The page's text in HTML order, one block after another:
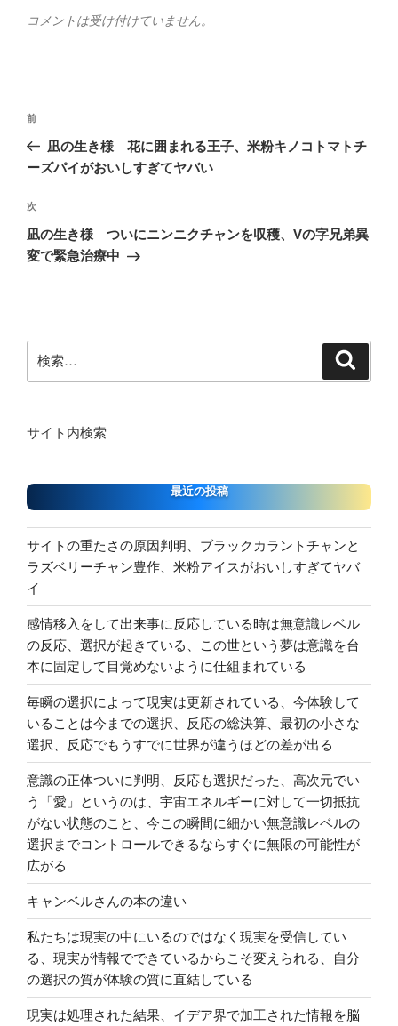
コメントは受け付けていません。
投
ゲ
ー
シ
前
の
前
凪の生き様 花に囲まれる王子、米粉キノコトマトチ
ーズパイがおいしすぎてヤバい
次
の
投
次
凪の生き様 ついにニンニクチャンを収穫、Vの字兄弟異
変で緊急治療中
索:
サイト内検索
最近の投稿
サイトの重たさの原因判明、ブラックカラントチャンと
ラズベリーチャン豊作、米粉アイスがおいしすぎてヤバ
イ
感情移入をして出来事に反応している時は無意識レベル
の反応、選択が起きている、この世という夢は意識を台
本に固定して目覚めないように仕組まれている
毎瞬の選択によって現実は更新されている、今体験して
いることは今までの選択、反応の総決算、最初の小さな
選択、反応でもうすでに世界が違うほどの差が出る
意識の正体ついに判明、反応も選択だった、高次元でい
う「愛」というのは、宇宙エネルギーに対して一切抵抗
がない状態のこと、今この瞬間に細かい無意識レベルの
選択までコントロールできるならすぐに無限の可能性が
広がる
キャンベルさんの本の違い
私たちは現実の中にいるのではなく現実を受信してい
る、現実が情報でできているからこそ変えられる、自分
の選択の質が体験の質に直結している
現実は処理された結果、イデア界で加工された情報を脳